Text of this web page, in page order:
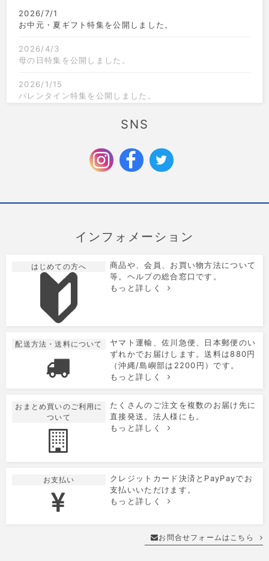
2026/7/1
お中元・夏ギフト特集を公開しました。
2026/4/3
母の日特集を公開しました。
2026/1/15
バレンタイン特集を公開しました。
クリスマス限定のラッピングを追加しました。
お歳暮特集を公開しました。
SNS
インフォメーション
はじめての方へ
商品や、会員、お買い物方法について
等。ヘルプの総合窓口です。
もっと詳しく
配送方法・送料について
ヤマト運輸、佐川急便、日本郵便のい
ずれかでお届けします。送料は880円
（沖縄/島嶼部は2200円）です。
もっと詳しく
おまとめ買いのご利用に
ついて
たくさんのご注文を複数のお届け先に
直接発送。法人様にも。
もっと詳しく
お支払い
クレジットカード決済とPayPayでお
支払いいただけます。
もっと詳しく
お問合せフォームはこちら